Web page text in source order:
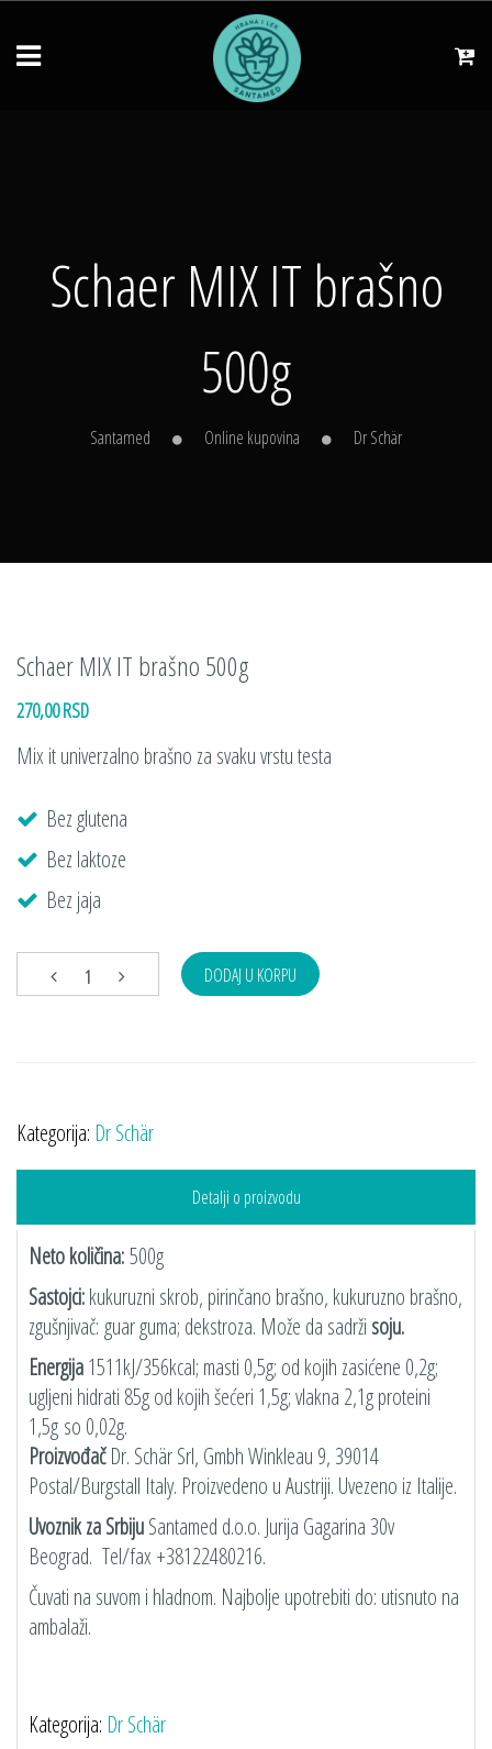
Schaer MIX IT brašno
500g
Santamed Online kupovina Dr Schär
Schaer MIX IT brašno 500g
270,00 RSD
Mix it univerzalno brašno za svaku vrstu testa
Bez glutena
Bez laktoze
Bez jaja
DODAJ U KORPU
Kategorija: Dr Schär
Detalji o proizvodu
Neto količina:500g
Sastojci:kukuruzni skrob, pirinčano brašno, kukuruzno brašno,
zgušnjivač: guar guma; dekstroza. Može da sadrži soju.
Energija1511kJ/356kcal; masti 0,5g; od kojih zasićene 0,2g;
ugljeni hidrati 85g od kojih šećeri 1,5g; vlakna 2,1g proteini
1,5g so 0,02g.
ProizvođačDr. Schär Srl, Gmbh Winkleau 9, 39014
Postal/Burgstall Italy. Proizvedeno u Austriji. Uvezeno iz Italije.
Uvoznik za SrbijuSantamed d.o.o. Jurija Gagarina 30v
Beograd. Tel/fax +38122480216.
Čuvati na suvom i hladnom. Najbolje upotrebiti do: utisnuto na
ambalaži.
Kategorija: Dr Schär